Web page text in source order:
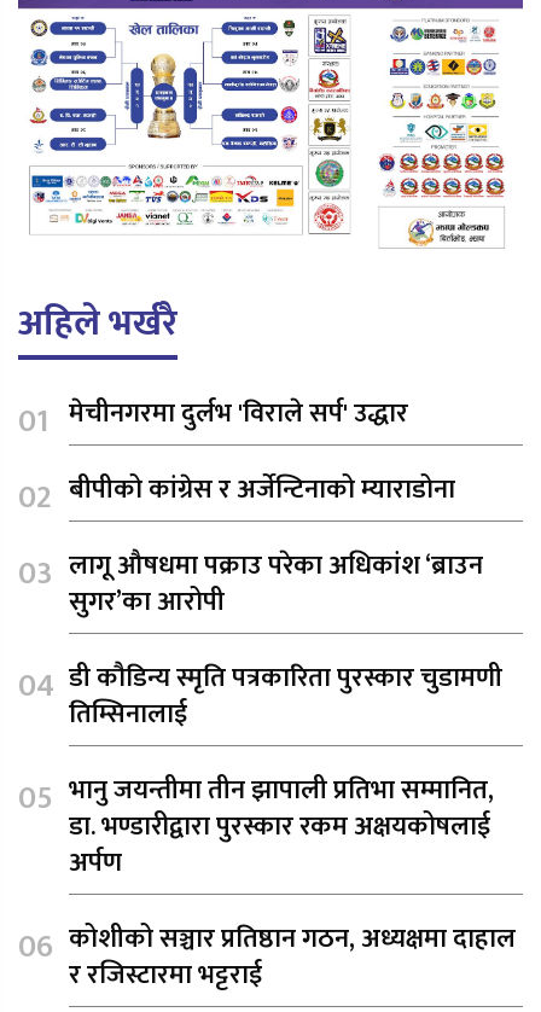
अहिले भर्खरै
मेचीनगरमा दुर्लभ 'विराले सर्प' उद्धार
बीपीको कांग्रेस र अर्जेन्टिनाको म्याराडोना
लागू औषधमा पक्राउ परेका अधिकांश ‘ब्राउन
सुगर’का आरोपी
डी कौडिन्य स्मृति पत्रकारिता पुरस्कार चुडामणी
तिम्सिनालाई
भानु जयन्तीमा तीन झापाली प्रतिभा सम्मानित,
डा. भण्डारीद्वारा पुरस्कार रकम अक्षयकोषलाई
अर्पण
कोशीको सञ्चार प्रतिष्ठान गठन, अध्यक्षमा दाहाल
र रजिस्टारमा भट्टराई